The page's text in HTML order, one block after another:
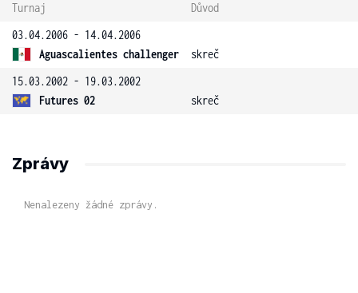
Turnaj
Důvod
03.04.2006 - 14.04.2006
Aguascalientes challenger
skreč
15.03.2002 - 19.03.2002
Futures 02
skreč
Zprávy
Nenalezeny žádné zprávy.